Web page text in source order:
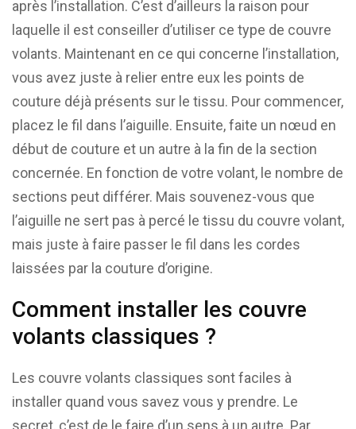
après l’installation. C’est d’ailleurs la raison pour
laquelle il est conseiller d’utiliser ce type de couvre
volants. Maintenant en ce qui concerne l’installation,
vous avez juste à relier entre eux les points de
couture déjà présents sur le tissu. Pour commencer,
placez le fil dans l’aiguille. Ensuite, faite un nœud en
début de couture et un autre à la fin de la section
concernée. En fonction de votre volant, le nombre de
sections peut différer. Mais souvenez-vous que
l’aiguille ne sert pas à percé le tissu du couvre volant,
mais juste à faire passer le fil dans les cordes
laissées par la couture d’origine.
Comment installer les couvre
volants classiques ?
Les couvre volants classiques sont faciles à
installer quand vous savez vous y prendre. Le
secret, c’est de le faire d’un sens à un autre. Par